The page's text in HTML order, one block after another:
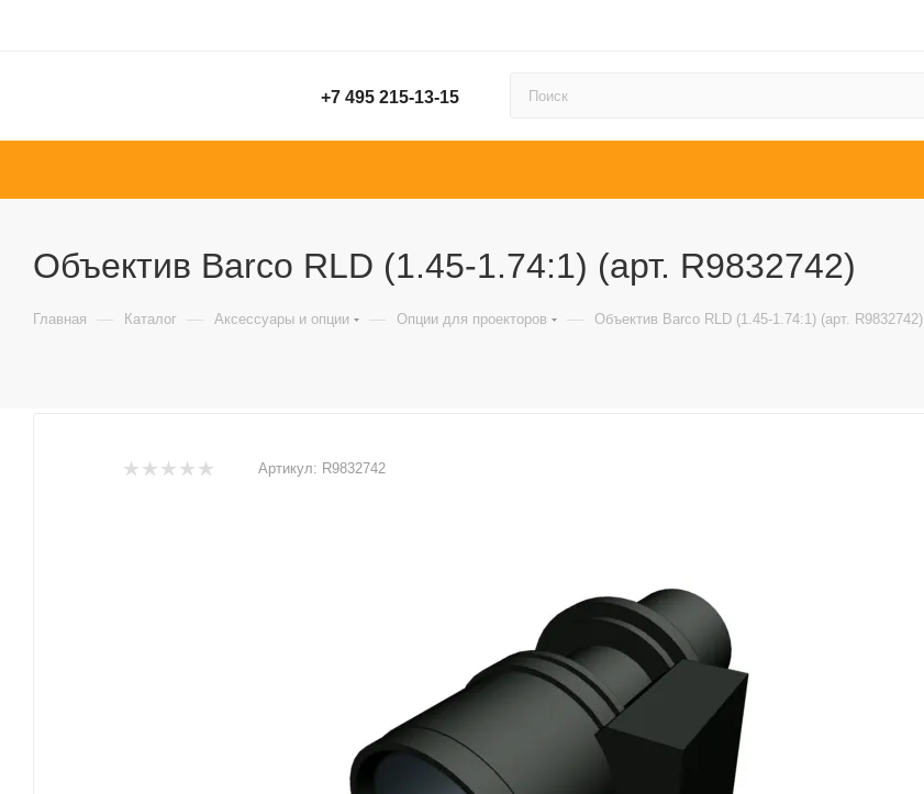
+7 495 215-13-15
Объектив Barco RLD (1.45-1.74:1) (арт. R9832742)
Главная — Каталог — Аксессуары и опции — Опции для проекторов — Объектив Barco RLD (1.45-1.74:1) (арт. R9832742)
Артикул: R9832742